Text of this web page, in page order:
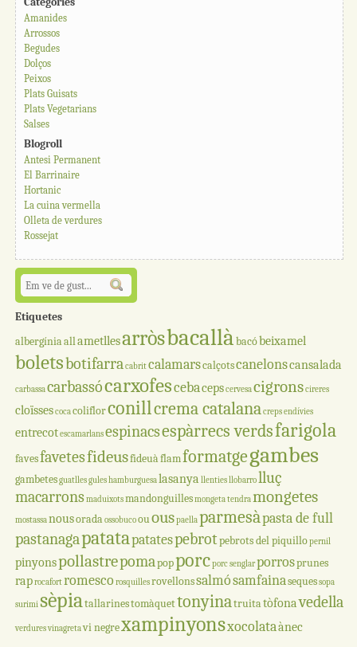
Amanides
Arrossos
Begudes
Dolços
Peixos
Plats Guisats
Plats Vegetarians
Salses
Blogroll
Antesi Permanent
El Barrinaire
Hortanic
La cuina vermella
Olleta de verdures
Rossejat
Etiquetes
albergíniaallametllesarròsbacallà bacóbeixamel
boletsbotifarracabritcalamarscalçotscanelonscansalada
carbassacarbassócarxofescebacepscervesacigronscireres
cloïssescocacoliflorconillcrema catalanacrepsendívies
entrecotescamarlansespinacsespàrrecs verdsfarigola
favesfavetesfideusfideuàflamformatgegambes
gambetesguatllesguleshamburguesalasanya llentiesllobarrolluç
macarronsmaduixotsmandonguillesmongeta tendramongetes
mostassanousoradaossobucoououspaellaparmesàpasta de full
pastanagapatatapatatespebrot pebrots del piquillopernil
pinyonspollastrepomapopporcporc senglarporrosprunes
raprocafortromesco rosquillesrovellonssalmósamfainasequessopa
surimi sèpiatallarinestomàquettonyinatruitatòfonavedella
verduresvinagretavi negrexampinyonsxocolataànec